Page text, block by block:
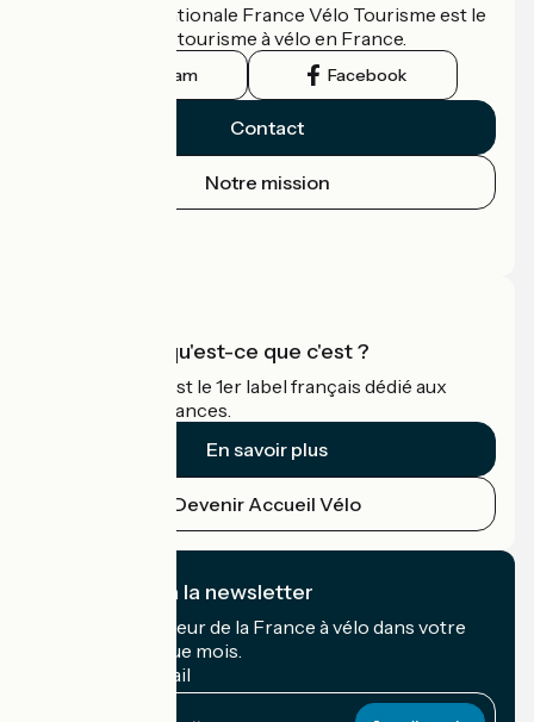
L'association nationale France Vélo Tourisme est le
guide officiel du tourisme à vélo en France.
Instagram Facebook
Contact
Notre mission
Accueil Vélo qu'est-ce que c'est ?
Accueil Vélo c'est le 1er label français dédié aux
cyclistes en vacances.
En savoir plus
Devenir Accueil Vélo
Je m'abonne à la newsletter
Recevez le meilleur de la France à vélo dans votre
boîte mail chaque mois.
Mon adresse mail